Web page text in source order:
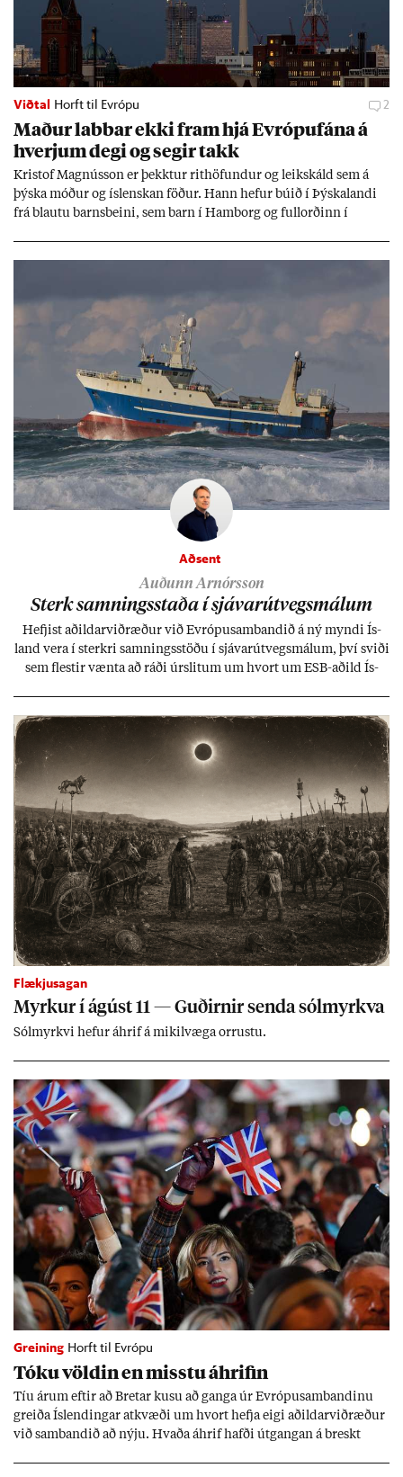
Viðtal Horft til Evrópu 2
Mað­ur labb­ar ekki fram hjá Evr­ópuf­ána á
hverj­um degi og seg­ir takk
Kri­stof Magnús­son er þekkt­ur rit­höf­und­ur og leik­skáld sem á
þýska móð­ur og ís­lensk­an föð­ur. Hann hef­ur bú­ið í Þýskalandi
frá blautu barns­beini, sem barn í Ham­borg og full­orð­inn í
Aðsent
Auðunn Arnórsson
Sterk samn­ings­staða í sjáv­ar­út­vegs­mál­um
Hefj­ist að­ild­ar­við­ræð­ur við Evr­ópu­sam­band­ið á ný myndi Ís­
land vera í sterkri samn­ings­stöðu í sjáv­ar­út­vegs­mál­um, því sviði
sem flest­ir vænta að ráði úr­slit­um um hvort um ESB-að­ild Ís­
kerfi, en sveigj­an­leiki til lausna er um­tals­verð­ur.
Flækjusagan
Myrk­ur í ág­úst 11 — Guð­irn­ir senda sól­myrkva
Sól­myrkvi hef­ur áhrif á mik­il­væga orr­ustu.
Greining Horft til Evrópu
Tóku völd­in en misstu áhrif­in
Tíu ár­um eft­ir að Bret­ar kusu að ganga úr Evr­ópu­sam­band­inu
greiða Ís­lend­ing­ar at­kvæði um hvort hefja eigi að­ild­ar­við­ræð­ur
við sam­band­ið að nýju. Hvaða áhrif hafði út­gang­an á breskt